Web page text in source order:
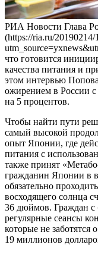
РИА Новости Глава
(https://ria.ru/
что готовится
качества питания и
этом интервью Попова
ожирением в России с
на 5 процентов.
Чтобы найти пути
самый высокой
опыт Японии, где
питания с
также принят
гражданин Японии в
обязательно
восходящего солнца
36 дюймов. Граждан с
регулярные сеансы
которые не заботятся
19 миллионов